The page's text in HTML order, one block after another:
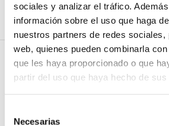
sociales y analizar el tráfico.
información sobre el uso que haga
nuestros partners de redes sociales,
web, quienes pueden combinarla
que les haya proporcionado o que
partir del uso que haya hecho de
Necesarias
Más información
Noticias relacionadas
El COEV